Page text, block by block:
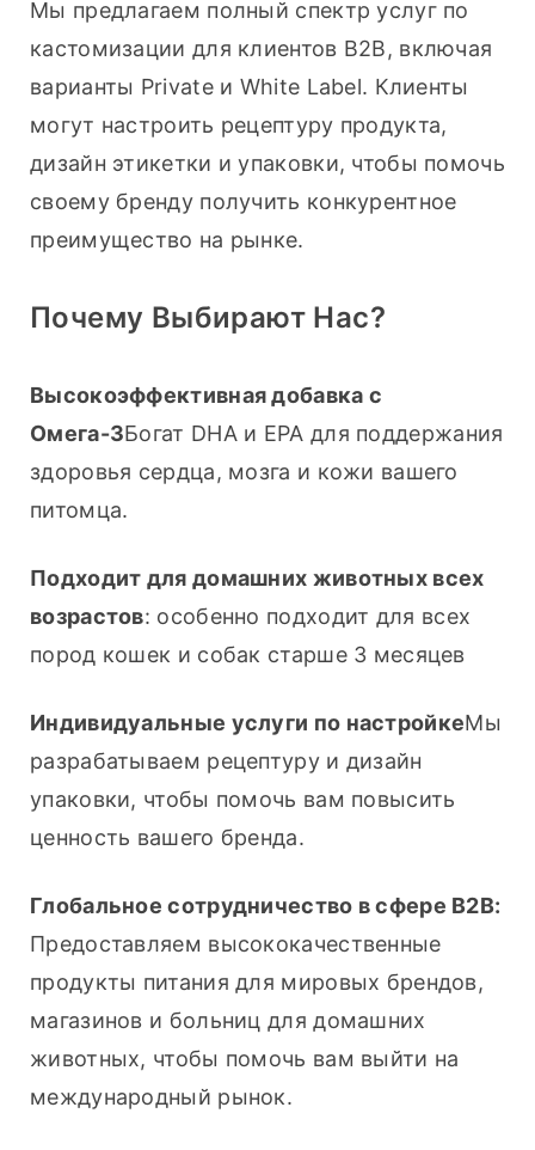
Мы предлагаем полный спектр услуг по
кастомизации для клиентов B2B, включая
варианты Private и White Label. Клиенты
могут настроить рецептуру продукта,
дизайн этикетки и упаковки, чтобы помочь
своему бренду получить конкурентное
преимущество на рынке.
Почему Выбирают Нас?
Высокоэффективная добавка с
Омега-3Богат DHA и EPA для поддержания
здоровья сердца, мозга и кожи вашего
питомца.
Подходит для домашних животных всех
возрастов: особенно подходит для всех
пород кошек и собак старше 3 месяцев
Индивидуальные услуги по настройкеМы
разрабатываем рецептуру и дизайн
упаковки, чтобы помочь вам повысить
ценность вашего бренда.
Глобальное сотрудничество в сфере B2B:
Предоставляем высококачественные
продукты питания для мировых брендов,
магазинов и больниц для домашних
животных, чтобы помочь вам выйти на
международный рынок.